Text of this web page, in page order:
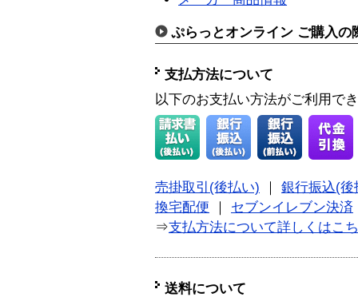
ぷらっとオンライン ご購入の
支払方法について
以下のお支払い方法がご利用で
売掛取引(後払い)
銀行振込(後
換宅配便
セブンイレブン決済
⇒支払方法について詳しくはこ
送料について